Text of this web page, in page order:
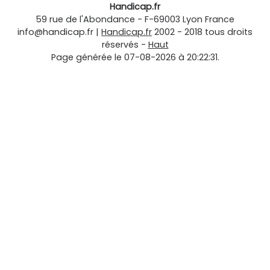
Handicap.fr
59 rue de l'Abondance - F-69003 Lyon France
info@handicap.fr | Handicap.fr 2002 - 2018 tous droits
réservés - Haut
Page générée le 07-08-2026 à 20:22:31.